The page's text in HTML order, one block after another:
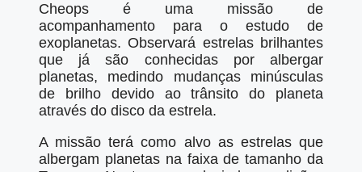
Cheops é uma missão de
acompanhamento para o estudo de
exoplanetas. Observará estrelas brilhantes
que já são conhecidas por albergar
planetas, medindo mudanças minúsculas
de brilho devido ao trânsito do planeta
através do disco da estrela.
A missão terá como alvo as estrelas que
albergam planetas na faixa de tamanho da